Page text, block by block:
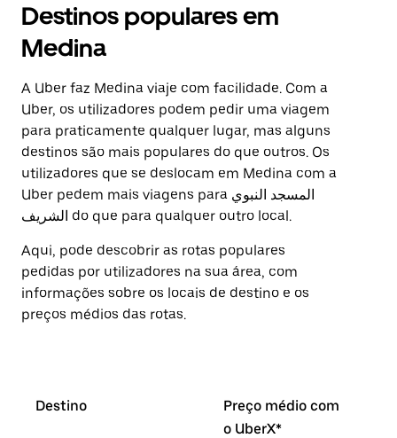
Destinos populares em
Medina
A Uber faz Medina viaje com facilidade. Com a
Uber, os utilizadores podem pedir uma viagem
para praticamente qualquer lugar, mas alguns
destinos são mais populares do que outros. Os
utilizadores que se deslocam em Medina com a
Uber pedem mais viagens para المسجد النبوي
الشريف do que para qualquer outro local.
Aqui, pode descobrir as rotas populares
pedidas por utilizadores na sua área, com
informações sobre os locais de destino e os
preços médios das rotas.
Destino
Preço médio com
o UberX*